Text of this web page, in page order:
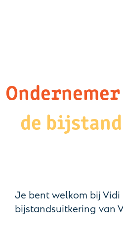
de bijstand
Je bent welkom bij Vidi
bijstandsuitkering van